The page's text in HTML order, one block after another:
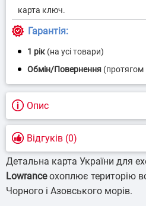
Гарантія:
1 рік (на усі товари)
Опис
Відгуків (0)
Детальна карта України для
Lowranceохоплює територію
Чорного і Азовського морів.